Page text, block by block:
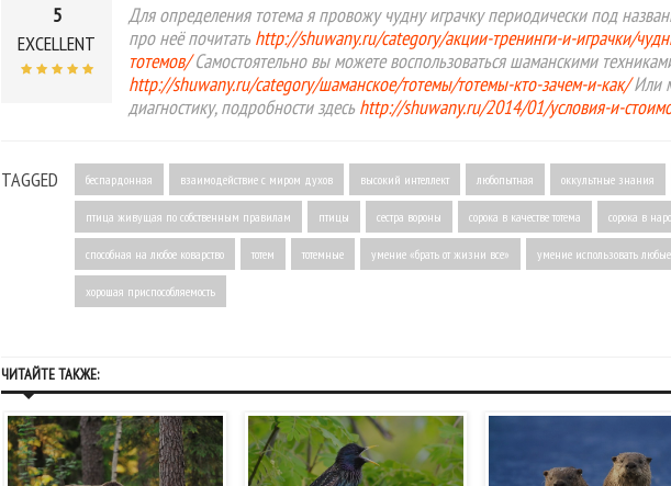
5
EXCELLENT
Для определения тотема я провожу чудну играчку периодически под
про неё почитать http://shuwany.ru/category/акции-тренинги-и-играчки/
тотемов/Самостоятельно вы можете воспользоваться шаманскими
http://shuwany.ru/category/шаманское/тотемы/тотемы-кто-зачем-и-как/Или
диагностику, подробности здесь http://shuwany.ru/2014/01/условия-и-
TAGGED беспардонная взаимодействие с миром духов высокий интеллект любопытная оккультные знания
птица живущая по собственным правилам птицы сестра вороны сорока в качестве тотема сорока в
способная на любое коварство тотем тотемные умение «брать от жизни все» умение использовать любые
хорошая приспособляемость
ЧИТАЙТЕ ТАКЖЕ: